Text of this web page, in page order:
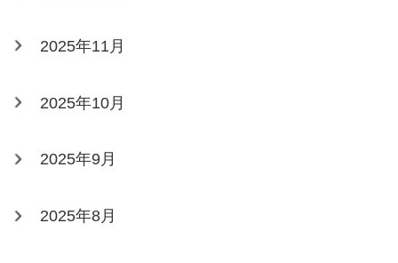
2025年11月
2025年10月
2025年9月
2025年8月